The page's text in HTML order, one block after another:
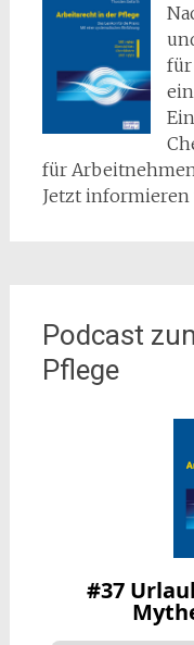
für
für
Jetzt informieren
Podcast
Pflege